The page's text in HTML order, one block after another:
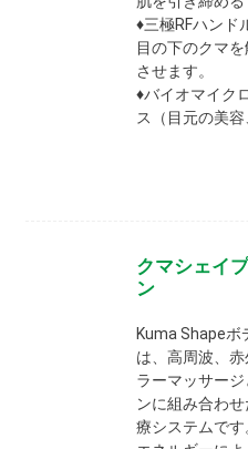
♦三極RFハンド
目の下のクマ
させます。
♦バイオマイク
ス（目元の美容
クマシェイ
ン
Kuma Shapeボ
は、高周波、
ラーマッサー
ンに組み合わ
療システムです